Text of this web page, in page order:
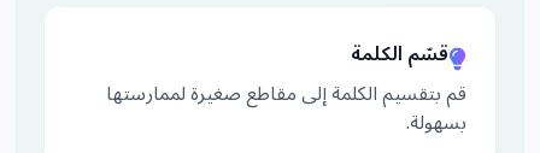
قسّم الكلمة
قم بتقسيم الكلمة إلى مقاطع صغيرة لممارستها
بسهولة.